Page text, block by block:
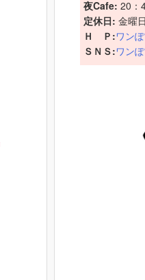
夜Cafe: 20：
定休日: 金曜日
Ｈ Ｐ:ワン
ＳＮＳ:ワン